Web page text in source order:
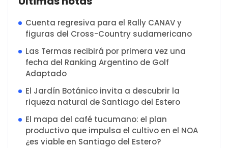
Cuenta regresiva para el Rally CANAV y
figuras del Cross-Country sudamericano
Las Termas recibirá por primera vez una
fecha del Ranking Argentino de Golf
Adaptado
El Jardín Botánico invita a descubrir la
riqueza natural de Santiago del Estero
El mapa del café tucumano: el plan
productivo que impulsa el cultivo en el NOA
¿es viable en Santiago del Estero?